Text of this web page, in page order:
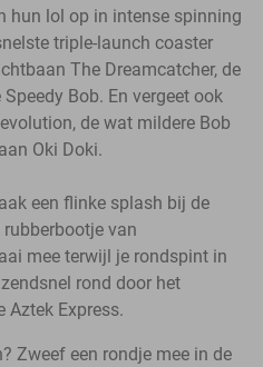
hun lol op in intense spinning
triple-launch coaster
The Dreamcatcher, de
Bob. En vergeet ook
de wat mildere Bob
Oki Doki.
een flinke splash bij de
van
mee terwijl je rondspint in
rond door het
Aztek Express.
Zweef een rondje mee in de